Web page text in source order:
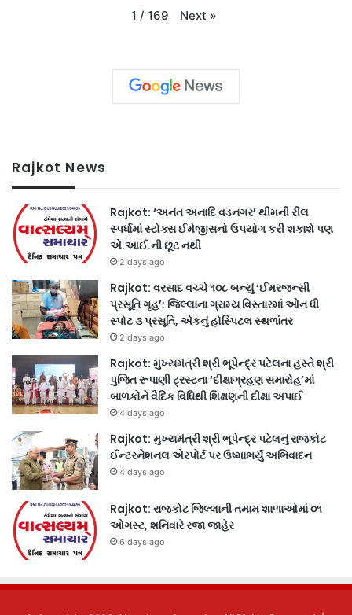
1 / 169 Next »
Rajkot News
Rajkot: ‘અનંત અનાદિ વડનગર’ થીમની રીલ
સ્પર્ધામાં સ્ટોક્સ ઈમેજીસનો ઉપયોગ કરી શકાશે પણ
એ.આઈ.ની છૂટ નથી
2 days ago
Rajkot: વરસાદ વચ્ચે ૧૦૮ બન્યું ‘ઈમરજન્સી
પ્રસૂતિ ગૃહ’: જિલ્લાના ગ્રામ્ય વિસ્તારમાં ઓન ધી
સ્પોટ ૩ પ્રસૂતિ, એકનું હોસ્પિટલ સ્થળાંતર
2 days ago
Rajkot: મુખ્યમંત્રી શ્રી ભૂપેન્દ્ર પટેલના હસ્તે શ્રી
પુજિત રૂપાણી ટ્રસ્ટના ‘દીક્ષાગ્રહણ સમારોહ’માં
બાળકોને વૈદિક વિધિથી શિક્ષણની દીક્ષા અપાઈ
4 days ago
Rajkot: મુખ્યમંત્રી શ્રી ભૂપેન્દ્ર પટેલનું રાજકોટ
ઈન્ટરનેશનલ એરપોર્ટ પર ઉષ્માભર્યું અભિવાદન
4 days ago
Rajkot: રાજકોટ જિલ્લાની તમામ શાળાઓમાં ૦૧
ઓગસ્ટ, શનિવારે રજા જાહેર
6 days ago